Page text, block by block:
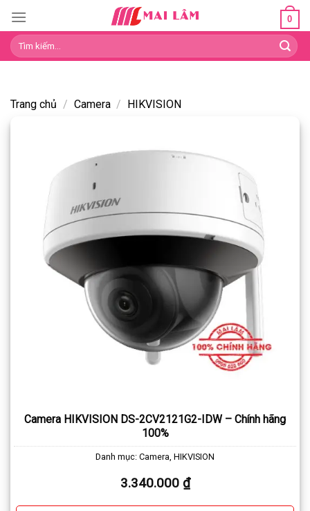
content
0
Tìm
kiếm:
Trang chủ / Camera / HIKVISION
Camera HIKVISION DS-2CV2121G2-IDW – Chính hãng
100%
Danh mục: Camera HIKVISION
3.340.000 ₫